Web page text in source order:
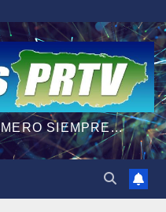
SIEMPRE...